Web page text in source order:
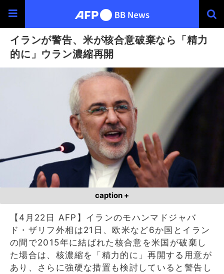
イランが警告、米が核合意破棄なら「精力
的に」ウラン濃縮再開
caption +
【4月22日 AFP】イランのモハンマドジャバ
ド・ザリフ外相は21日、欧米など6か国とイラン
の間で2015年に結ばれた核合意を米国が破棄し
た場合は、核濃縮を「精力的に」再開する用意が
あり、さらに強硬な措置も検討していると警告し